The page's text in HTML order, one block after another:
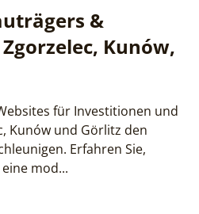
&
Kunów,
für Investitionen und
Kunów und Görlitz den
Erfahren Sie,
mod...